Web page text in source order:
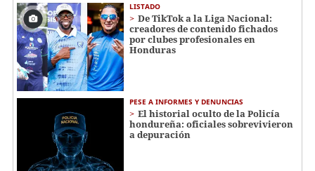
LISTADO
De TikTok a la Liga Nacional:
creadores de contenido fichados
por clubes profesionales en
Honduras
PESE A INFORMES Y DENUNCIAS
El historial oculto de la Policía
hondureña: oficiales sobrevivieron
a depuración